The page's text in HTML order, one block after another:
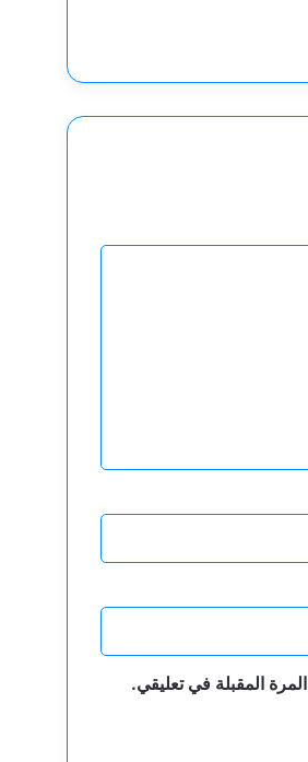
المقبلة في تعليقي.